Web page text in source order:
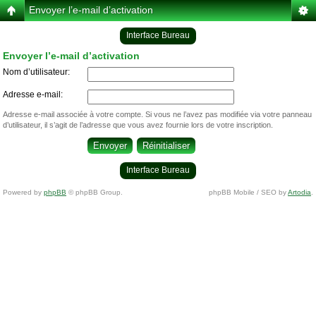
Envoyer l’e-mail d’activation
Interface Bureau
Envoyer l’e-mail d’activation
Nom d’utilisateur:
Adresse e-mail:
Adresse e-mail associée à votre compte. Si vous ne l’avez pas modifiée via votre panneau
d’utilisateur, il s’agit de l’adresse que vous avez fournie lors de votre inscription.
Interface Bureau
Powered by phpBB © phpBB Group. phpBB Mobile / SEO byArtodia